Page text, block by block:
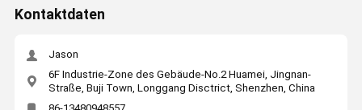
Kontaktdaten
Jason
6F Industrie-Zone des Gebäude-No.2 Huamei, Jingnan-
Straße, Buji Town, Longgang Disctrict, Shenzhen, China